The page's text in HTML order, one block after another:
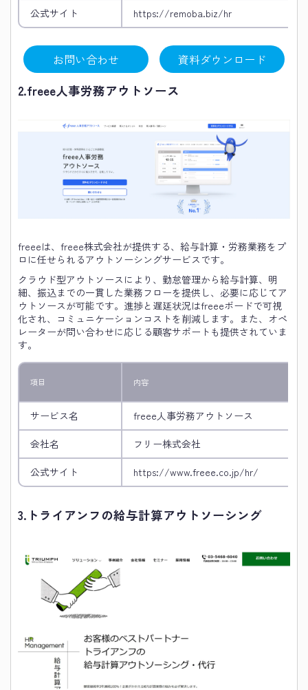
公式サイト
https://remoba.biz/hr
お問い合わせ 資料ダウンロード
2.freee人事労務アウトソース
freeeは、freee株式会社が提供する、給与計算・労務業務をプ
ロに任せられるアウトソーシングサービスです。
クラウド型アウトソースにより、勤怠管理から給与計算、明
細、振込までの一貫した業務フローを提供し、必要に応じてア
ウトソースが可能です。進捗と遅延状況はfreeeボードで可視
化され、コミュニケーションコストを削減します。また、オペ
レーターが問い合わせに応じる顧客サポートも提供されていま
す。
項目 内容
サービス名 freee人事労務アウトソース
会社名 フリー株式会社
公式サイト https://www.freee.co.jp/hr/
3. トライアンフの給与計算アウトソーシング